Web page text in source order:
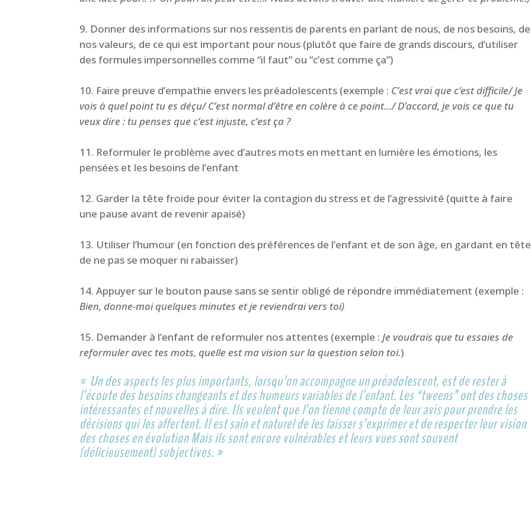
Donner des informations sur nos ressentis de parents en parlant de nous, de nos besoins, de
nos valeurs, de ce qui est important pour nous (plutôt que faire de grands discours, d’utiliser
des formules impersonnelles comme “il faut” ou “c’est comme ça”)
Faire preuve d’empathie envers les préadolescents (exemple : C’est vrai que c’est difficile/ Je
vois à quel point tu es déçu/ C’est normal d’être en colère à ce point…/ D’accord, je vois ce que tu
veux dire : tu penses que c’est injuste, c’est ça ?
Reformuler le problème avec d’autres mots en mettant en lumière les émotions, les
pensées et les besoins de l’enfant
Garder la tête froide pour éviter la contagion du stress et de l’agressivité (quitte à faire
une pause avant de revenir apaisé)
Utiliser l’humour (en fonction des préférences de l’enfant et de son âge, en gardant en tête
de ne pas se moquer ni rabaisser)
Appuyer sur le bouton pause sans se sentir obligé de répondre immédiatement (exemple :
Bien, donne-moi quelques minutes et je reviendrai vers toi)
Demander à l’enfant de reformuler nos attentes (exemple :Je voudrais que tu essaies de
reformuler avec tes mots, quelle est ma vision sur la question selon toi.)
« Un des aspects les plus importants, lorsqu’on accompagne un préadolescent, est de rester à
l’écoute des besoins changeants et des humeurs variables de l’enfant. Les “tweens” ont des choses
intéressantes et nouvelles à dire. Ils veulent que l’on tienne compte de leur avis pour prendre les
décisions qui les affectent. Il est sain et naturel de les laisser s’exprimer et de respecter leur vision
des choses en évolution Mais ils sont encore vulnérables et leurs vues sont souvent
(délicieusement) subjectives. »